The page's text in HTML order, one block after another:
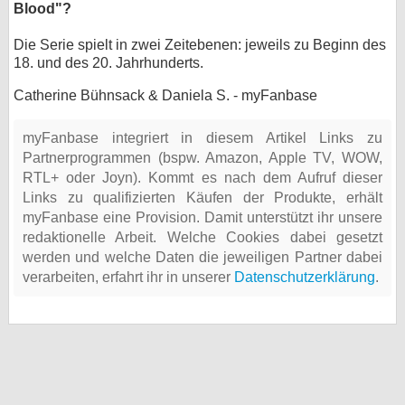
Blood"?
Die Serie spielt in zwei Zeitebenen: jeweils zu Beginn des
18. und des 20. Jahrhunderts.
Catherine Bühnsack & Daniela S. - myFanbase
myFanbase integriert in diesem Artikel Links zu
Partnerprogrammen (bspw. Amazon, Apple TV, WOW,
RTL+ oder Joyn). Kommt es nach dem Aufruf dieser
Links zu qualifizierten Käufen der Produkte, erhält
myFanbase eine Provision. Damit unterstützt ihr unsere
redaktionelle Arbeit. Welche Cookies dabei gesetzt
werden und welche Daten die jeweiligen Partner dabei
verarbeiten, erfahrt ihr in unserer Datenschutzerklärung.